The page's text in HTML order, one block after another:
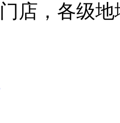
门店，各级